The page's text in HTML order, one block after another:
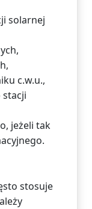
solarnej
c.w.u.,
jeżeli tak
stosuje